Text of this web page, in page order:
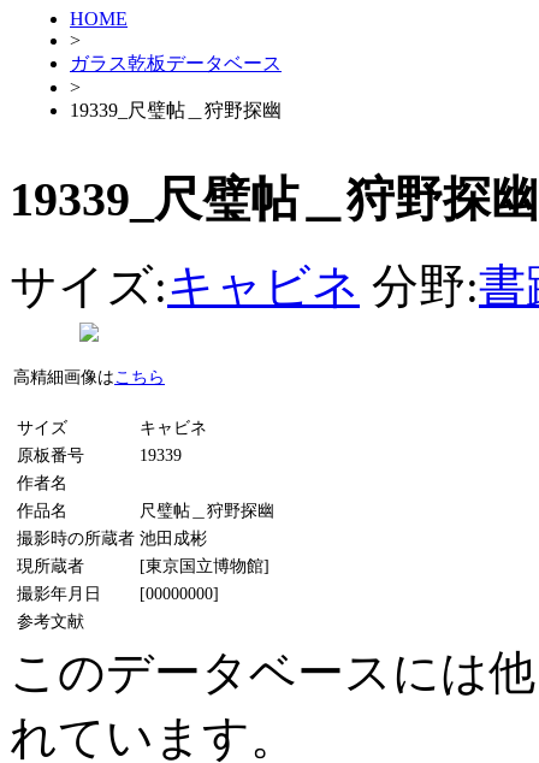
HOME
>
ガラス乾板データベース
>
19339_尺璧帖＿狩野探幽
19339_尺璧帖＿狩野探幽
サイズ:キャビネ 分野:書
高精細画像はこちら
サイズ
キャビネ
原板番号
19339
作者名
作品名
尺璧帖＿狩野探幽
撮影時の所蔵者 池田成彬
現所蔵者
[東京国立博物館]
撮影年月日
[00000000]
参考文献
このデータベースには
れています。